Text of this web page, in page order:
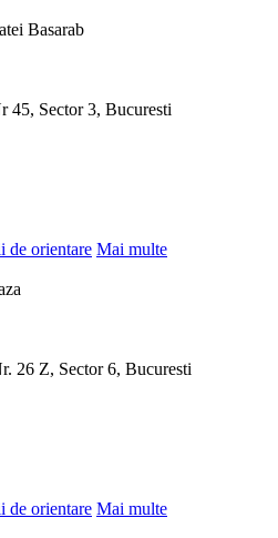
Basarab
45, Sector 3, Bucuresti
de orientare Mai multe
26 Z, Sector 6, Bucuresti
de orientare Mai multe